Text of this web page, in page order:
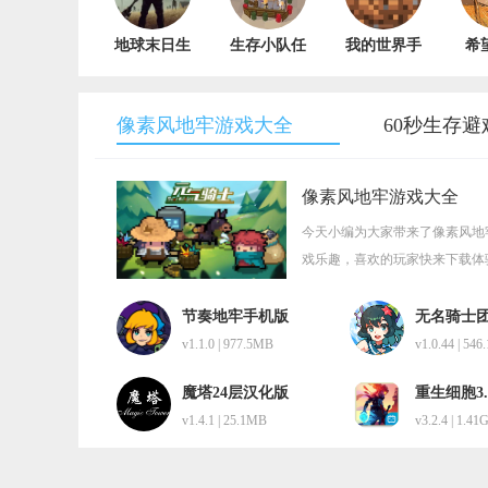
地球末日生
生存小队任
我的世界手
希
像素风地牢游戏大全 60秒生存避
像素风地牢游戏大全
今天小编为大家带来了像素风
戏乐趣，喜欢的玩家快来下载体
节奏地牢手机版
v1.1.0 | 977.5MB
无名骑士
v1.0.44 |
魔塔24层汉化版
v1.4.1 | 25.1MB
重生细胞
修改器
v3.2.4 |